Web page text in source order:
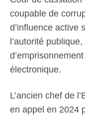
coupable de
d’influence active
l’autorité
électronique.
L’ancien chef de
en appel en 2024